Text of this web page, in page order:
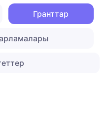
Гранттар